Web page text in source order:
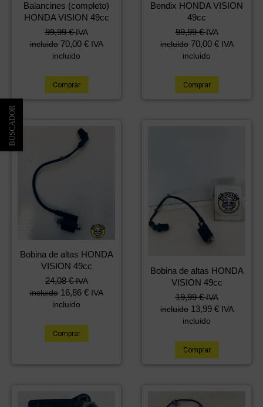
Balancines (completo)
HONDA VISION 49cc
99,99€ IVA
incluido 70,00 € IVA
incluido
Comprar
Bendix HONDA VISION
49cc
99,99€ IVA
incluido 70,00 € IVA
incluido
Comprar
Bobina de altas HONDA
VISION 49cc
24,08€ IVA
incluido 16,86 € IVA
incluido
Comprar
Bobina de altas HONDA
VISION 49cc
19,99€ IVA
incluido 13,99 € IVA
incluido
Comprar